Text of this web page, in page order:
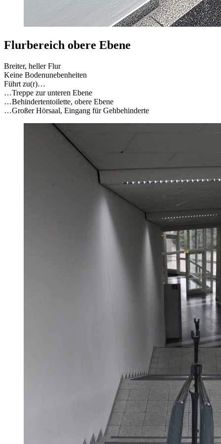
Flurbereich obere Ebene
Breiter, heller Flur
Keine Bodenunebenheiten
Führt zu(r)…
…Treppe zur unteren Ebene
…Behindertentoilette, obere Ebene
…Großer Hörsaal, Eingang für Gehbehinderte